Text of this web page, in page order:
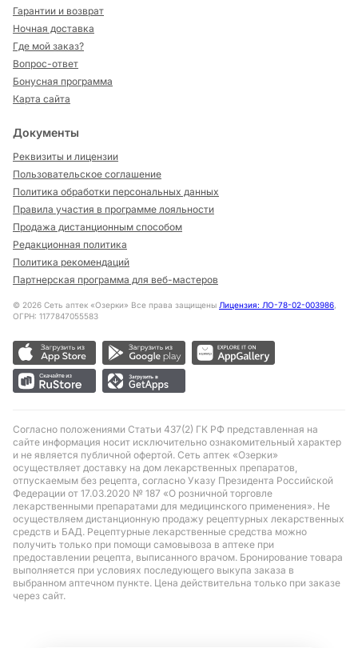
Гарантии и возврат
Ночная доставка
Где мой заказ?
Вопрос-ответ
Бонусная программа
Карта сайта
Документы
Реквизиты и лицензии
Пользовательское соглашение
Политика обработки персональных данных
Правила участия в программе лояльности
Продажа дистанционным способом
Редакционная политика
Политика рекомендаций
Партнерская программа для веб-мастеров
© 2026 Сеть аптек «Озерки» Все права защищены Лицензия: ЛО-78-02-003986,
ОГРН: 1177847055583
Согласно положениями Статьи 437(2) ГК РФ представленная на
сайте информация носит исключительно ознакомительный характер
и не является публичной офертой. Сеть аптек «Озерки»
осуществляет доставку на дом лекарственных препаратов,
отпускаемым без рецепта, согласно Указу Президента Российской
Федерации от 17.03.2020 № 187 «О розничной торговле
лекарственными препаратами для медицинского применения». Не
осуществляем дистанционную продажу рецептурных лекарственных
средств и БАД. Рецептурные лекарственные средства можно
получить только при помощи самовывоза в аптеке при
предоставлении рецепта, выписанного врачом. Бронирование товара
выполняется при условиях последующего выкупа заказа в
выбранном аптечном пункте. Цена действительна только при заказе
через сайт.